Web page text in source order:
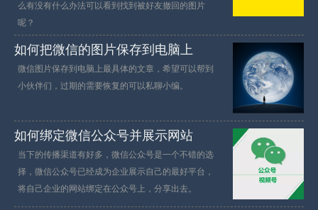
么有没有什么办法可以看到找到被好友撤回的图片
呢？
如何把微信的图片保存到电脑上
微信图片保存到电脑上最具体的文章，希望可以帮到
小伙伴们，过期的需要恢复的可以私聊小编。
如何绑定微信公众号并展示网站
当下的传播渠道有好多，微信公众号是一个不错的选
择，微信公众号已经成为企业展示自己的最好平台，
将自己企业的网站绑定在公众号上，分享出去。